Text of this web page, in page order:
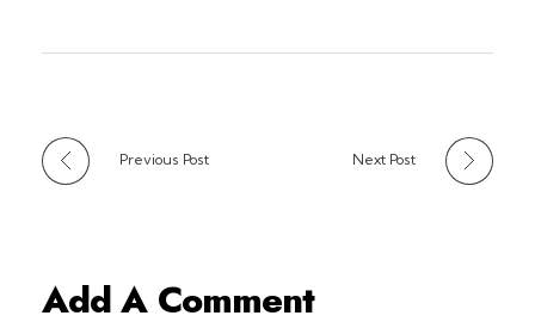
Previous Post Next Post
Add A Comment